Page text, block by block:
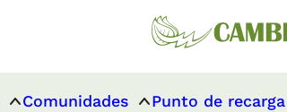
Comunidades Punto de recarga